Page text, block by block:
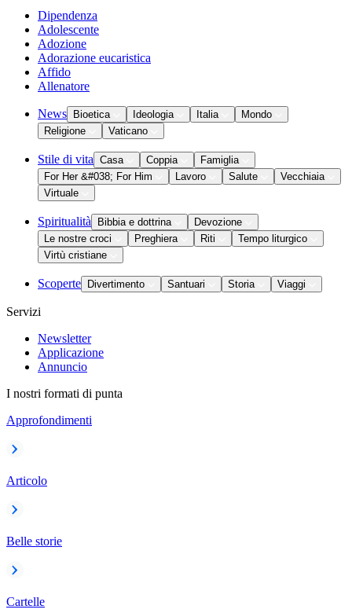
Dipendenza
Adolescente
Adozione
Adorazione eucaristica
Affido
Allenatore
News Bioetica Ideologia Italia
Mondo
Religione
Vaticano
Stile di vita Casa Coppia
Famiglia
For Her &#038; For Him
Lavoro Salute
Vecchiaia
Virtuale
Spiritualità Bibbia e dottrina
Devozione
Le nostre croci
Preghiera Riti
Tempo liturgico
Virtù cristiane
Scoperte Divertimento Santuari Storia Viaggi
Servizi
Newsletter
Applicazione
Annuncio
I nostri formati di punta
Approfondimenti
Articolo
Belle storie
Cartelle